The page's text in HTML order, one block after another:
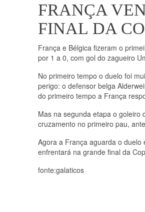
FRANÇA
FINAL DA
França e Bélgica fizeram o
por 1 a 0, com gol do zagueiro
No primeiro tempo o duelo foi
perigo: o defensor belga
do primeiro tempo a França
Mas na segunda etapa o goleiro
cruzamento no primeiro pau,
Agora a França aguarda o
enfrentará na grande final da
fonte:galaticos